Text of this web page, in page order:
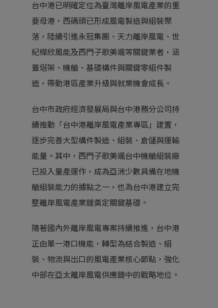
台中港已明確定位為臺灣離岸風電產業的重
要母港，西碼頭已形成風電製造與組裝聚
落，陸續引進永冠集團、天力離岸風電、世
紀樺欣風能及西門子歌美颯等關鍵業者，涵
蓋塔架、機艙、基礎構件與關鍵零組件製
造，帶動港區產業升級與就業機會成長。
台中市政府經濟發展局與台中港務分公司持
續推動「台中港離岸風電產業專區」建置，
逐步完善大型構件製造、組裝、倉儲與運輸
能量。其中，西門子歌美颯台中機艙組裝廠
已投入量產運作，成為亞洲少數具備在地機
艙組裝能力的據點之一，也為台中港建立完
整離岸風電產業鏈奠定關鍵基礎。
隨著國內外離岸風電專案持續推進，台中港
正由單一港口機能，轉型為結合製造、組
裝、物流與出口的風電產業核心節點，強化
中部在亞太離岸風電供應鏈中的戰略地位。